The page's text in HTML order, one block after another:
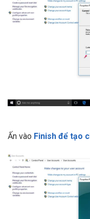
Ấn vào Finish để tạo